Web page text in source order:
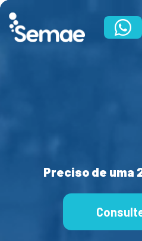
Skip
content
Preciso de uma